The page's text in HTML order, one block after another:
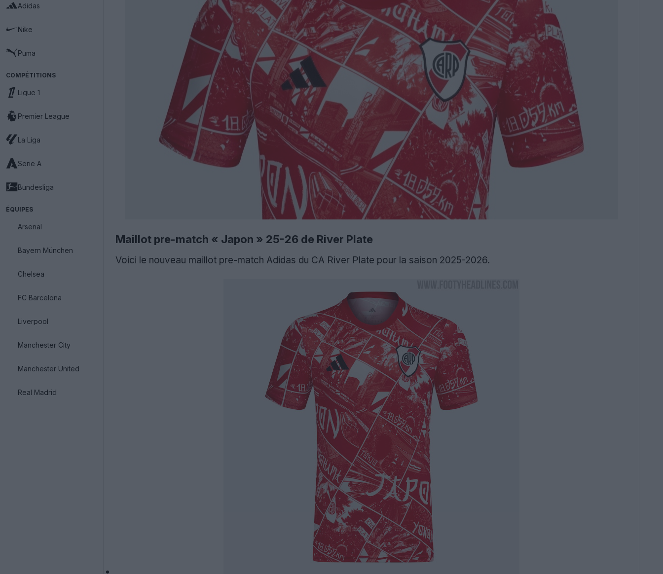
Adidas
Nike
Puma
COMPÉTITIONS
Ligue 1
Premier League
La Liga
Serie A
Bundesliga
ÉQUIPES
Arsenal
Bayern München
Chelsea
FC Barcelona
Liverpool
Manchester City
Manchester United
Real Madrid
Maillot pre-match « Japon » 25-26 de River Plate
Voici le nouveau maillot pre-match Adidas du CA River Plate pour la saison 2025-2026.